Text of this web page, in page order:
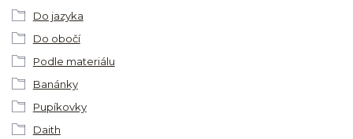
Do jazyka
Do obočí
Podle materiálu
Banánky
Pupíkovky
Daith